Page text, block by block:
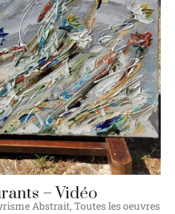
– Vidéo
Abstrait, Toutes les oeuvres